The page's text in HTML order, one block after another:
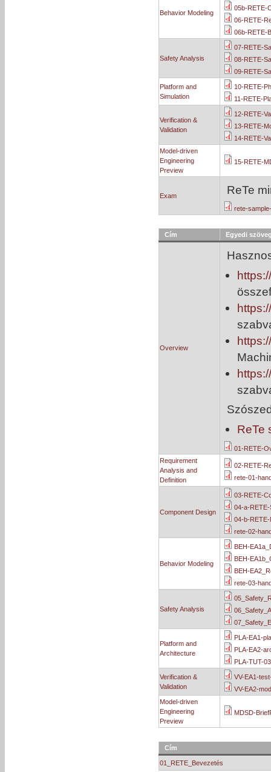
Behavior Modeling
05b-RETE-
06-RETE-
06b-RETE-
Safety Analysis
07-RETE-
08-RETE-
09-RETE-
Platform and
Simulation
10-RETE-
11-RETE-
Verification &
Validation
12-RETE-
13-RETE-
14-RETE-
Model-driven
Engineering
Preview
15-RETE-
Exam ReTe
rete-
Cím Egyedi
Overview
ReTe
01-RETE-
Requirement
Analysis and
Definition
02-RETE-
rete-01-
Component Design
03-RETE-
04-a-
04-b-
rete-02-
Behavior Modeling
BEH-
BEH-
BEH-
rete-03-
Safety Analysis
Platform and
Architecture
PLA-EA1-
PLA-EA2-
PLA-TUT-
Verification &
Validation
VV-EA1-
VV-EA2-
Model-driven
Engineering
Preview
MDSD-
Cím
01_RETE_Bevezetés